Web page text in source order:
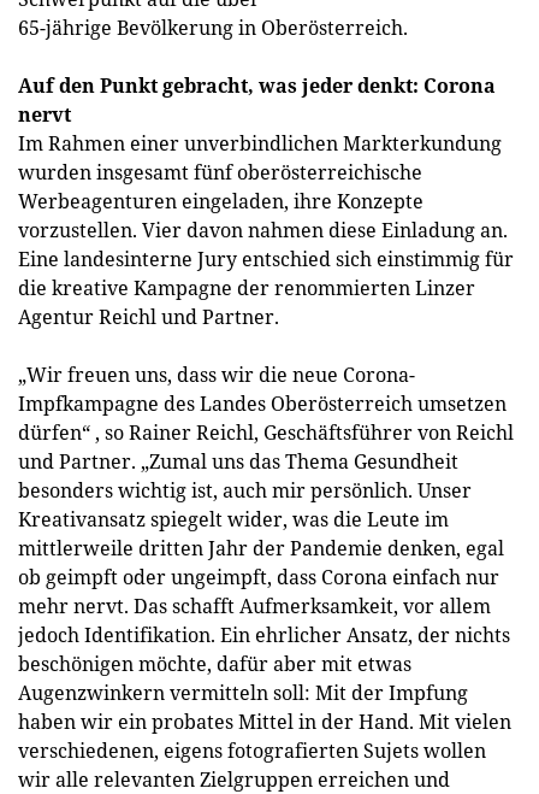
65-jährige Bevölkerung in Oberösterreich.
Auf den Punkt gebracht, was jeder denkt: Corona
nervt
Im Rahmen einer unverbindlichen Markterkundung
wurden insgesamt fünf oberösterreichische
Werbeagenturen eingeladen, ihre Konzepte
vorzustellen. Vier davon nahmen diese Einladung an.
Eine landesinterne Jury entschied sich einstimmig für
die kreative Kampagne der renommierten Linzer
Agentur Reichl und Partner.
„Wir freuen uns, dass wir die neue Corona-
Impfkampagne des Landes Oberösterreich umsetzen
dürfen“ , so Rainer Reichl, Geschäftsführer von Reichl
und Partner. „Zumal uns das Thema Gesundheit
besonders wichtig ist, auch mir persönlich. Unser
Kreativansatz spiegelt wider, was die Leute im
mittlerweile dritten Jahr der Pandemie denken, egal
ob geimpft oder ungeimpft, dass Corona einfach nur
mehr nervt. Das schafft Aufmerksamkeit, vor allem
jedoch Identifikation. Ein ehrlicher Ansatz, der nichts
beschönigen möchte, dafür aber mit etwas
Augenzwinkern vermitteln soll: Mit der Impfung
haben wir ein probates Mittel in der Hand. Mit vielen
verschiedenen, eigens fotografierten Sujets wollen
wir alle relevanten Zielgruppen erreichen und